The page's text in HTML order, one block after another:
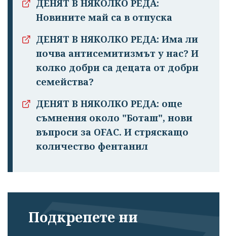
ДЕНЯТ В НЯКОЛКО РЕДА:
Новините май са в отпуска
ДЕНЯТ В НЯКОЛКО РЕДА: Има ли
почва антисемитизмът у нас? И
колко добри са децата от добри
семейства?
ДЕНЯТ В НЯКОЛКО РЕДА: още
съмнения около "Боташ", нови
въпроси за OFAC. И стряскащо
количество фентанил
Подкрепете ни